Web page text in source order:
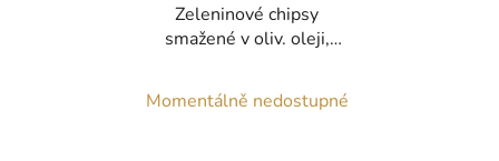
Zeleninové chipsy
smažené v oliv. oleji,
Momentálně nedostupné